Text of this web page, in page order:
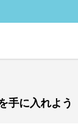
イデア発想
手に入れよう